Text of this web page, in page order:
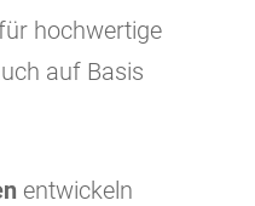
hochwertige
auf Basis
entwickeln